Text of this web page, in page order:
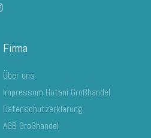
Firma
Über uns
Impressum Hotani Großhandel
Datenschutzerklärung
AGB Großhandel